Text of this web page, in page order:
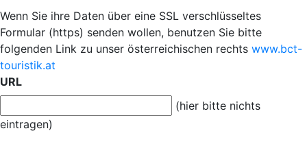
Wenn Sie ihre Daten über eine SSL verschlüsseltes
Formular (https) senden wollen, benutzen Sie bitte
folgenden Link zu unser österreichischen rechts www.bct-
touristik.at
URL
(hier bitte nichts
eintragen)